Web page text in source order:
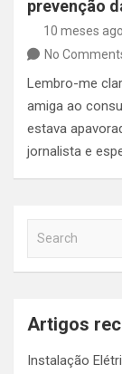
prevenção
10 meses ago
No
Lembro-me
amiga ao
estava
jornalista e
a
c
Artigos
Instalação